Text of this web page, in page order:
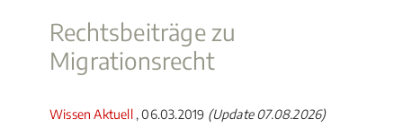
Rechtsbeiträge zu
Migrationsrecht
Wissen Aktuell , 06.03.2019 (Update 07.08.2026)